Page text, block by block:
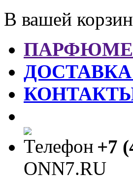
В вашей
+7